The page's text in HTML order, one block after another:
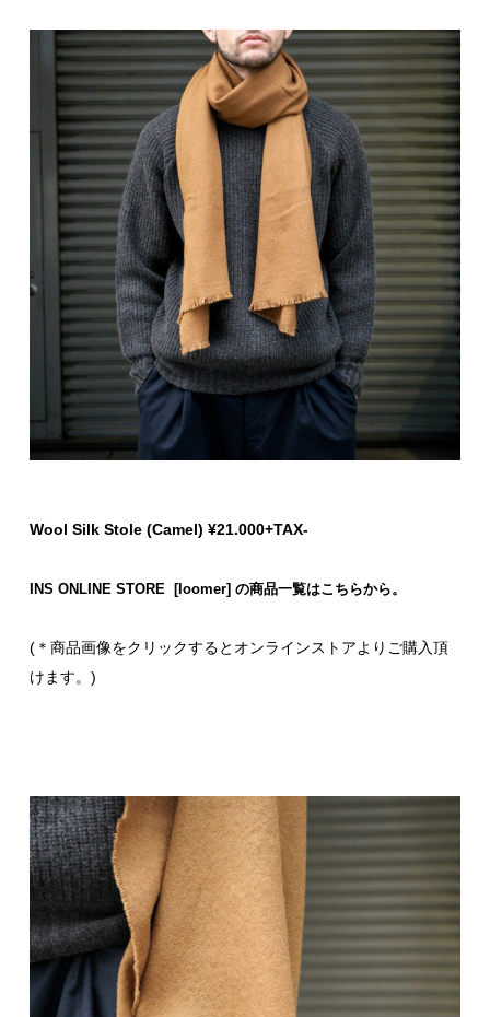
Wool Silk Stole (Camel) ¥21.000+TAX-
INS ONLINE STORE [loomer] の商品一覧はこちらから。
(＊商品画像をクリックするとオンラインストアよりご購入頂
けます。)